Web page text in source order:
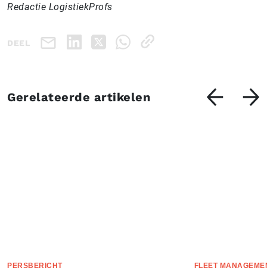
Redactie LogistiekProfs
DEEL
Gerelateerde artikelen
PERSBERICHT FLEET